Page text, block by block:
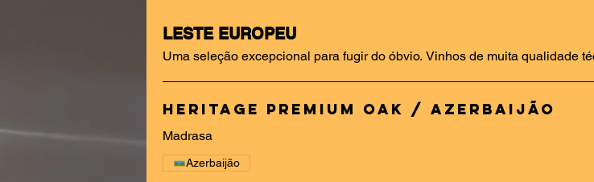
LESTE EUROPEU
Uma seleção excepcional para fugir do óbvio. Vinhos de muita qualidade
Heritage Premium Oak / Azerbaijão
Madrasa
Azerbaijão